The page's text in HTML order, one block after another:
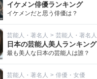
イケメン俳優ランキング
イケメンだと思う俳優は？
芸能人・著名人 > 芸能人・著名人その他
日本の芸能人美人ランキング
最も美人な日本の芸能人は誰？
芸能人・著名人 > 俳優・女優